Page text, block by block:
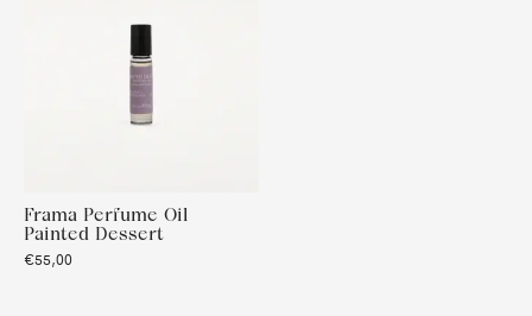
Frama Perfume Oil
Painted Dessert
€55,00